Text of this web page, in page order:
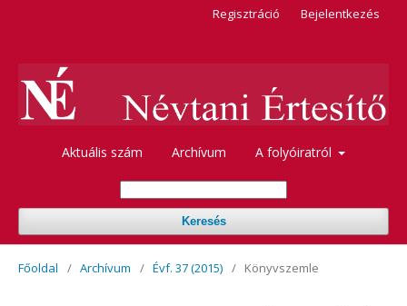
Aktuális szám Archívum A folyóiratról
Keresés
Regisztráció Bejelentkezés
Főoldal / Archívum / Évf. 37 (2015) / Könyvszemle